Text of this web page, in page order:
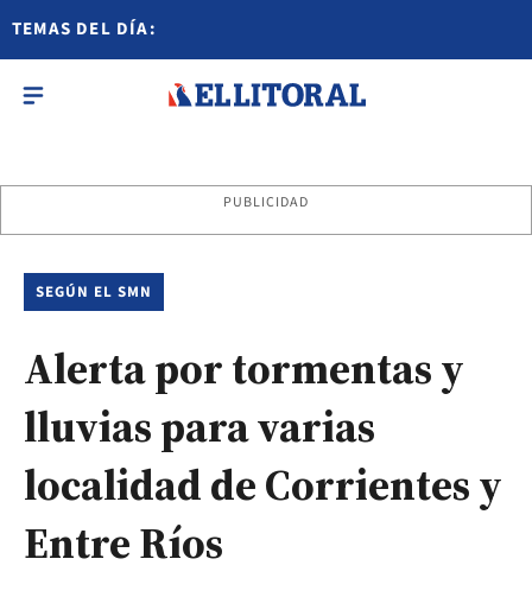
TEMAS DEL DÍA:
PUBLICIDAD
SEGÚN EL SMN
Alerta por tormentas y
lluvias para varias
localidad de Corrientes y
Entre Ríos